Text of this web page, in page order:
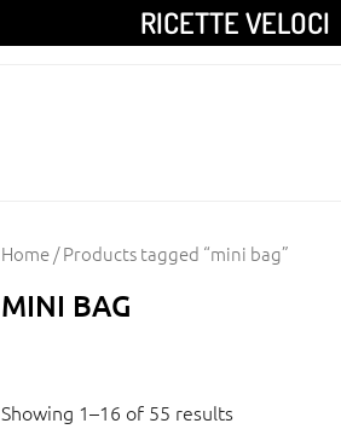
RICETTE VELOCI
Home/ Products tagged “mini bag”
MINI BAG
Showing 1–16 of 55 results